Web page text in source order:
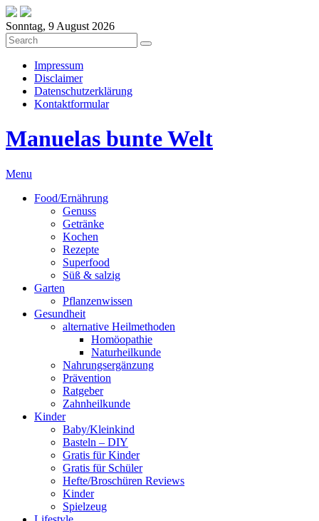
Sonntag, 9 August 2026
Impressum
Disclaimer
Datenschutzerklärung
Kontaktformular
Manuelas bunte Welt
Menu
Food/Ernährung
Genuss
Getränke
Kochen
Rezepte
Superfood
Süß & salzig
Garten
Pflanzenwissen
Gesundheit
alternative Heilmethoden
Homöopathie
Naturheilkunde
Nahrungsergänzung
Prävention
Ratgeber
Zahnheilkunde
Kinder
Baby/Kleinkind
Basteln – DIY
Gratis für Kinder
Gratis für Schüler
Hefte/Broschüren Reviews
Kinder
Spielzeug